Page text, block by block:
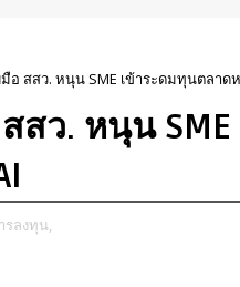
สสว. หนุน SME เข้าระดมทุนตลาด
ว. หนุน
รลงทุน,